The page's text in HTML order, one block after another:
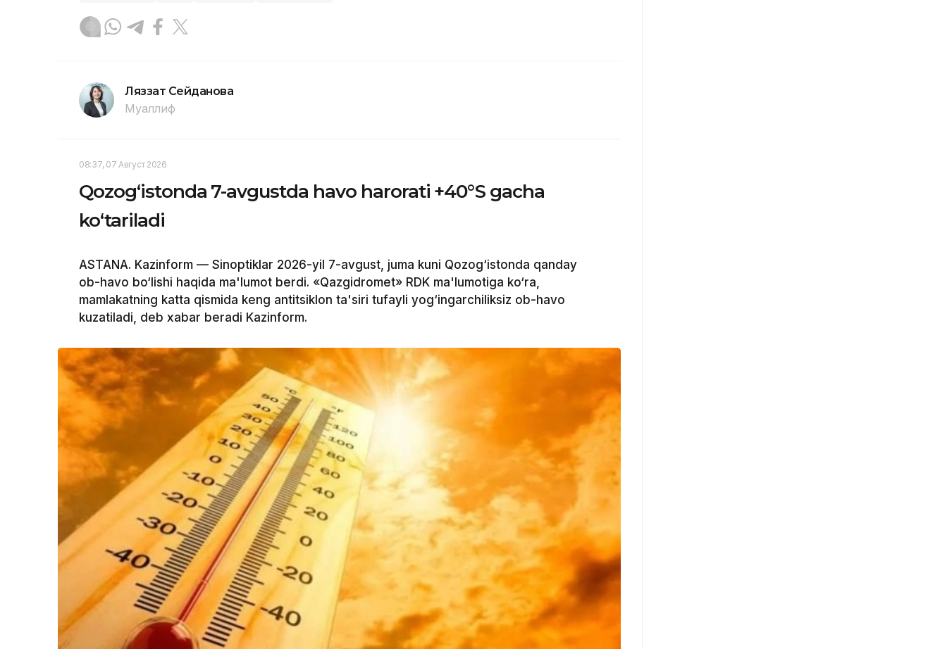
Ляззат Сейданова
Муаллиф
08:37, 07 Август 2026
Qozog‘istonda 7-avgustda havo harorati +40°S gacha
ko‘tariladi
ASTANA. Kazinform — Sinoptiklar 2026-yil 7-avgust, juma kuni Qozog‘istonda qanday
ob-havo bo‘lishi haqida ma'lumot berdi. «Qazgidromet» RDK ma'lumotiga ko‘ra,
mamlakatning katta qismida keng antitsiklon ta'siri tufayli yog‘ingarchiliksiz ob-havo
kuzatiladi, deb xabar beradi Kazinform.